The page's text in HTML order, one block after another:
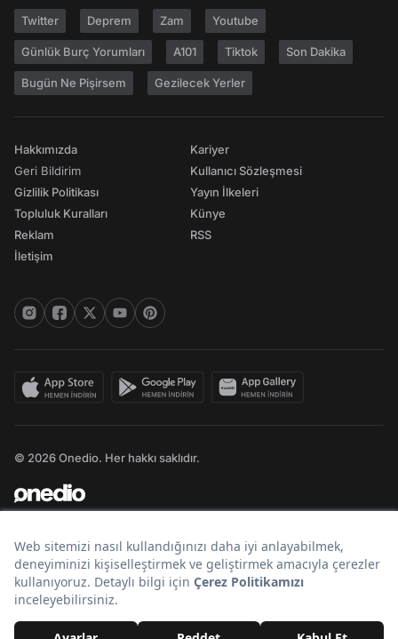
Twitter Deprem Zam Youtube
Günlük Burç Yorumları A101 Tiktok Son Dakika
Bugün Ne Pişirsem Gezilecek Yerler
Hakkımızda
Geri Bildirim
Gizlilik Politikası
Topluluk Kuralları
Reklam
İletişim
Kariyer
Kullanıcı Sözleşmesi
Yayın İlkeleri
Künye
RSS
© 2026 Onedio. Her hakkı saklıdır.
Bir markasıdır.